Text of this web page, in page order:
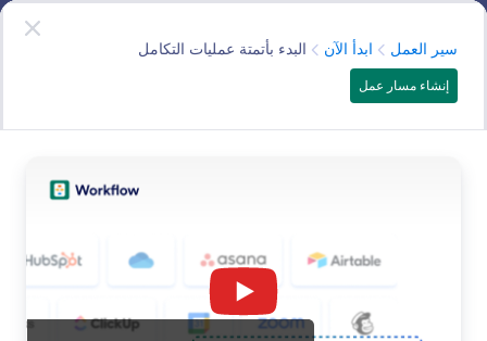
Get Started
بدء الحوار
سير العمل ابدأ الآن الفئةالبدء بأتمتة عمليات التكامل
إنشاء مسار عمل
البحث في جميع الميزات
فئات الميزات